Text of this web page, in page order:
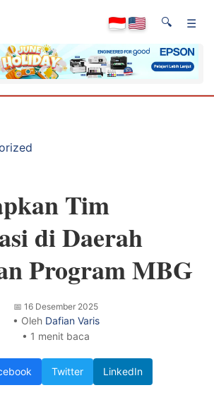
🔍 ☰
Tim
di Daerah
Program MBG
📅 16 Desember 2025
• Oleh Dafian Varis
• 1 menit baca
Twitter LinkedIn